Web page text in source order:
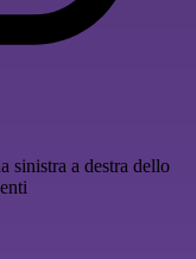
sinistra a destra dello